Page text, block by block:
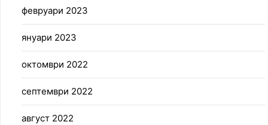
февруари 2023
януари 2023
октомври 2022
септември 2022
август 2022